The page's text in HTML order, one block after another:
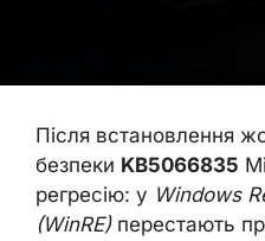
Після встановлення
безпеки KB5066835
регресію: у Windows
(WinRE)перестають